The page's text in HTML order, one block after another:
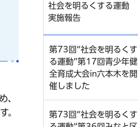
、
。
社会を明るくする運動
実施報告
第73回“社会を明るくす
る運動”第17回青少年健
全育成大会in六本木を開
催しました
第73回“社会を明るくす